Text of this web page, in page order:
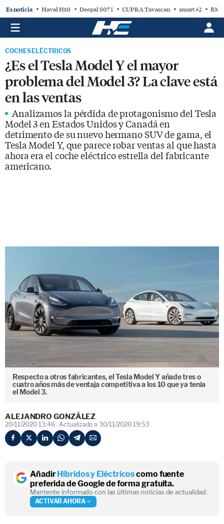
Es noticia Haval H10 Deepal S07 i CUPRA Tavascan smart #2
COCHES ELÉCTRICOS
¿Es el Tesla Model Y el mayor
problema del Model 3? La clave está
en las ventas
Analizamos la pérdida de protagonismo del Tesla
Model 3 en Estados Unidos y Canadá en
detrimento de su nuevo hermano SUV de gama, el
Tesla Model Y, que parece robar ventas al que hasta
ahora era el coche eléctrico estrella del fabricante
americano.
Respecto a otros fabricantes, el Tesla Model Y añade tres o
cuatro años más de ventaja competitiva a los 10 que ya tenía
el Model 3.
ALEJANDRO GONZÁLEZ
20/11/2020 13:46 Actualizado a 30/11/2020 19:53
AñadirHíbridos y Eléctricoscomo fuente
preferida de Google de forma gratuita.
Mantente informado con las últimas noticias de actualidad.
ACTIVAR AHORA